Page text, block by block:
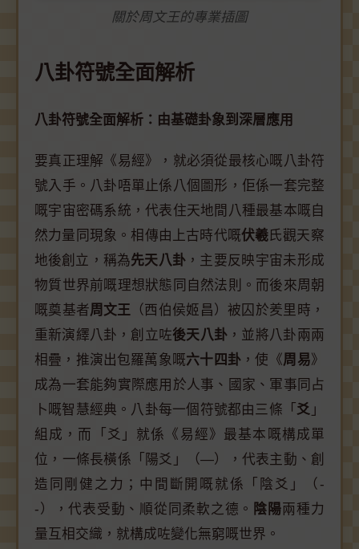
關於周文王的專業插圖
八卦符號全面解析
八卦符號全面解析：由基礎卦象到深層應用
要真正理解《易經》，就必須從最核心嘅八卦符
號入手。八卦唔單止係八個圖形，佢係一套完整
嘅宇宙密碼系統，代表住天地間八種最基本嘅自
然力量同現象。相傳由上古時代嘅伏羲 氏觀天察
地後創立，稱為先天八卦 ，主要反映宇宙未形成
物質世界前嘅理想狀態同自然法則。而後來周朝
嘅奠基者周文王 （西伯侯姬昌）被囚於羑里時，
重新演繹八卦，創立咗後天八卦 ，並將八卦兩兩
相疊，推演出包羅萬象嘅六十四卦 ，使《周易》
成為一套能夠實際應用於人事、國家、軍事同占
卜嘅智慧經典。八卦每一個符號都由三條「 爻 」
組成，而「爻」就係《易經》最基本嘅構成單
位，一條長橫係「陽爻」（—），代表主動、創
造同剛健之力；中間斷開嘅就係「陰爻」（-
-），代表受動、順從同柔軟之德。 陰陽兩種力
量互相交織，就構成咗變化無窮嘅世界。